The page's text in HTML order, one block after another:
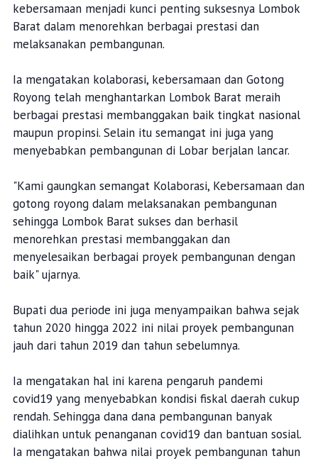
kebersamaan menjadi kunci penting suksesnya Lombok
Barat dalam menorehkan berbagai prestasi dan
melaksanakan pembangunan.
Ia mengatakan kolaborasi, kebersamaan dan Gotong
Royong telah menghantarkan Lombok Barat meraih
berbagai prestasi membanggakan baik tingkat nasional
maupun propinsi. Selain itu semangat ini juga yang
menyebabkan pembangunan di Lobar berjalan lancar.
"Kami gaungkan semangat Kolaborasi, Kebersamaan dan
gotong royong dalam melaksanakan pembangunan
sehingga Lombok Barat sukses dan berhasil
menorehkan prestasi membanggakan dan
menyelesaikan berbagai proyek pembangunan dengan
baik" ujarnya.
Bupati dua periode ini juga menyampaikan bahwa sejak
tahun 2020 hingga 2022 ini nilai proyek pembangunan
jauh dari tahun 2019 dan tahun sebelumnya.
Ia mengatakan hal ini karena pengaruh pandemi
covid19 yang menyebabkan kondisi fiskal daerah cukup
rendah. Sehingga dana dana pembangunan banyak
dialihkan untuk penanganan covid19 dan bantuan sosial.
Ia mengatakan bahwa nilai proyek pembangunan tahun